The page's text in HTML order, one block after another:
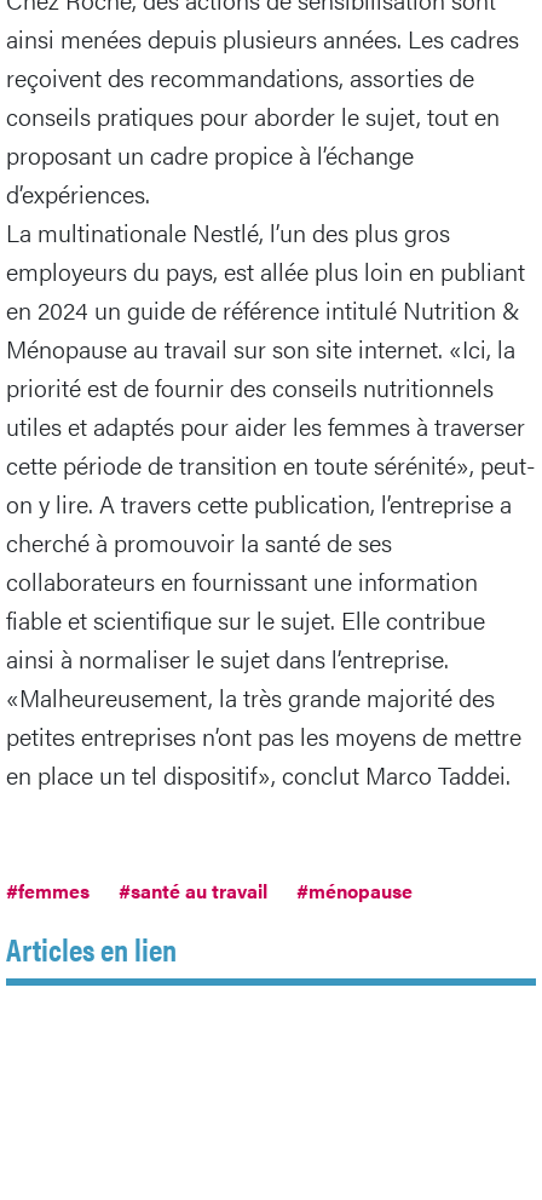
ainsi menées depuis plusieurs années. Les cadres
reçoivent des recommandations, assorties de
conseils pratiques pour aborder le sujet, tout en
proposant un cadre propice à l’échange
d’expériences.
La multinationale Nestlé, l’un des plus gros
employeurs du pays, est allée plus loin en publiant
en 2024 un guide de référence intitulé Nutrition &
Ménopause au travail sur son site internet. «Ici, la
priorité est de fournir des conseils nutritionnels
utiles et adaptés pour aider les femmes à traverser
cette période de transition en toute sérénité», peut-
on y lire. A travers cette publication, l’entreprise a
cherché à promouvoir la santé de ses
collaborateurs en fournissant une information
fiable et scientifique sur le sujet. Elle contribue
ainsi à normaliser le sujet dans l’entreprise.
«Malheureusement, la très grande majorité des
petites entreprises n’ont pas les moyens de mettre
en place un tel dispositif», conclut Marco Taddei.
#femmes #santé au travail #ménopause
Articles en lien